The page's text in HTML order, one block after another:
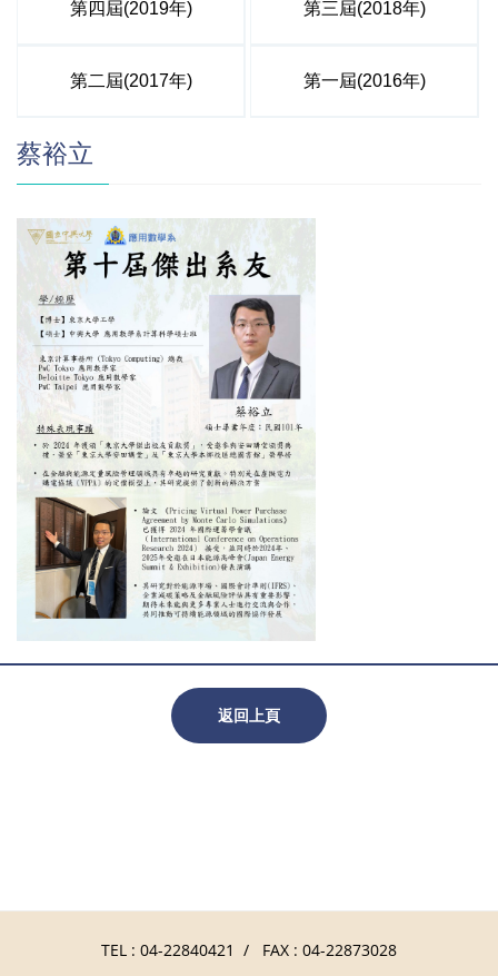
第四屆(2019年) 第三屆(2018年)
第二屆(2017年) 第一屆(2016年)
蔡裕立
返回上頁
TEL : 04-22840421 / FAX : 04-22873028